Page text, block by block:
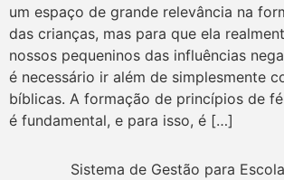
um espaço de grande relevância na
das crianças, mas para que ela
nossos pequeninos das influências
é necessário ir além de simplesmente
bíblicas. A formação de princípios de
é fundamental, e para isso, é […]
Sistema de Gestão para